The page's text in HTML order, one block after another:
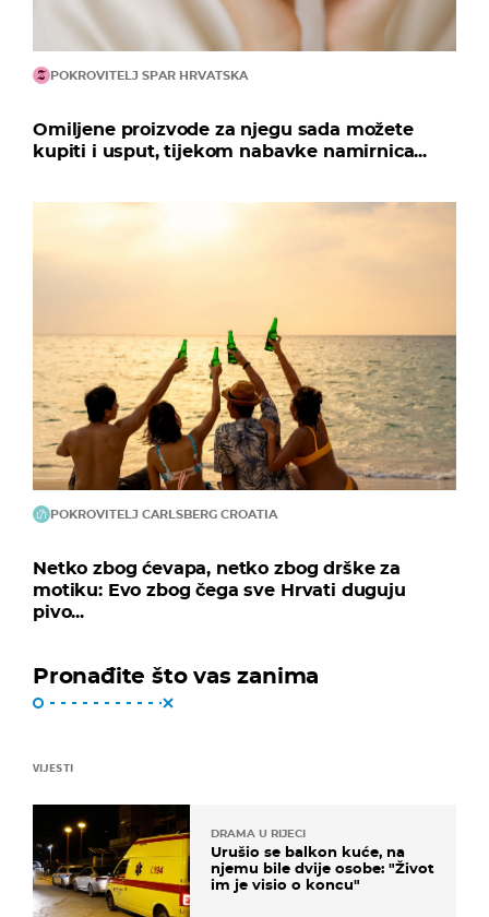
POKROVITELJ SPAR HRVATSKA
Omiljene proizvode za njegu sada možete
kupiti i usput, tijekom nabavke namirnica...
POKROVITELJ CARLSBERG CROATIA
Netko zbog ćevapa, netko zbog drške za
motiku: Evo zbog čega sve Hrvati duguju
pivo...
Pronađite što vas zanima
VIJESTI
DRAMA U RIJECI
Urušio se balkon kuće, na
njemu bile dvije osobe: "Život
im je visio o koncu"